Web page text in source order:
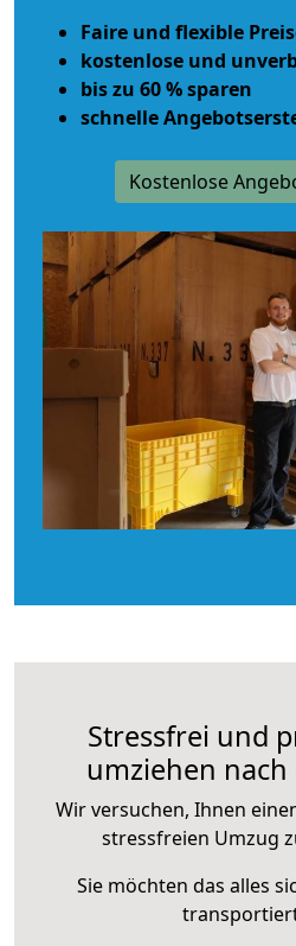
Faire und flexible
kostenlose und
bis zu 60 % sparen
schnelle
Kostenlose
Stressfrei und
umziehen
Wir versuchen, Ihnen
stressfreien Umzug
Sie möchten das alles